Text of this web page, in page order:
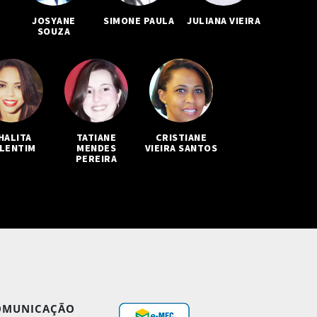
JOSYANE
SOUZA
SIMONE PAULA JULIANA VIEIRA
TATIANE
MENDES
PEREIRA
CRISTIANE
VIEIRA SANTOS